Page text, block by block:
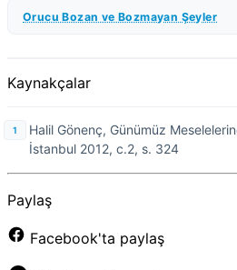
Orucu Bozan ve Bozmayan Şeyler
Kaynakçalar
Halil Gönenç, Günümüz
İstanbul 2012, c.2, s. 324
Paylaş
Facebook'ta paylaş